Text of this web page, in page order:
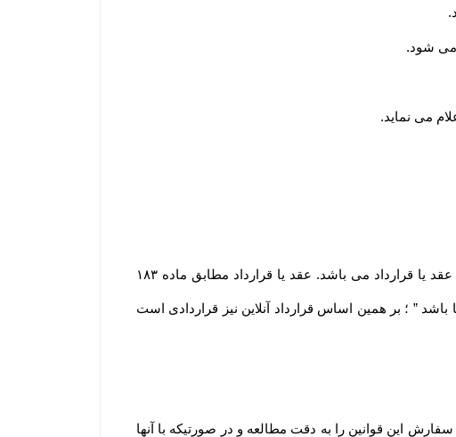
.
می شود.
می نماید.
مشابه محیط فیزیکی، در محیط الکترونیکی نیز هر گونه داد و ستدی که انجام می گیرد، نشان دهنده وقوع یک عقد یا قرارداد می باشد. عقد یا قرارداد مطابق ماده ۱۸۳
باشد ” ؛ بر همین اساس قرارداد آنلاین نیز قراردادی است
این قوانین را به دقت مطالعه و در صورتیکه با آنها